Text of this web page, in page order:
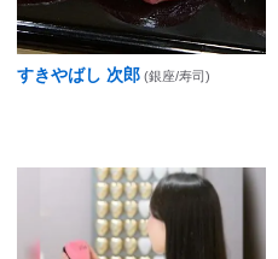
すきやばし 次郎 (銀座/寿司)